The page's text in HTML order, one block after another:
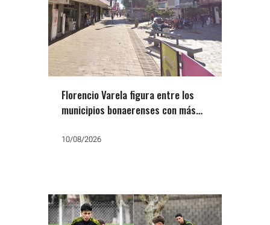
Florencio Varela figura entre los
municipios bonaerenses con más
10/08/2026